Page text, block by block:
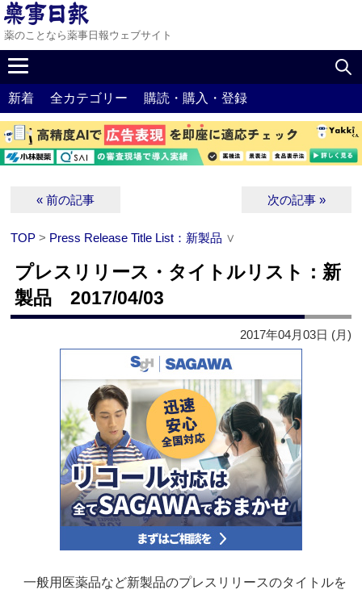
薬のことなら薬事日報ウェブサイト
新着 全カテゴリー 購読・購入・登録
« 前の記事 次の記事 »
TOP > Press Release Title List：新製品 ∨
プレスリリース・タイトルリスト：新
製品 2017/04/03
2017年04月03日 (月)
一般用医薬品など新製品のプレスリリースのタイトルを